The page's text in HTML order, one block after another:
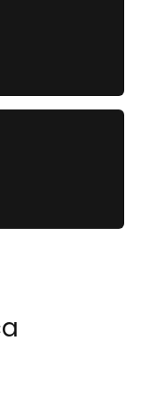
climáticos.
climáticos.